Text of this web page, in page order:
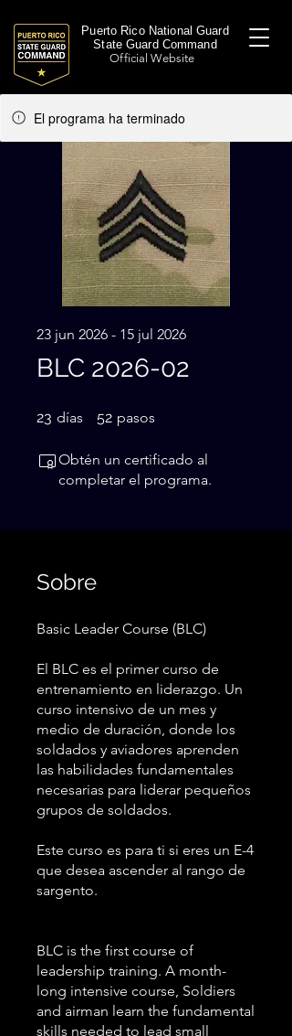
Puerto Rico National Guard
State Guard Command
Official Website
El programa ha terminado
BLC 2026-02
23 jun 2026 - 15 jul 2026
23 días 23 días
52 pasos
Obtén un certificado al
completar el programa.
Sobre
Basic Leader Course (BLC)
El BLC es el primer curso de
entrenamiento en liderazgo. Un
curso intensivo de un mes y
medio de duración, donde los
soldados y aviadores aprenden
las habilidades fundamentales
necesarias para liderar pequeños
grupos de soldados.
Este curso es para ti si eres un E-4
que desea ascender al rango de
sargento.
BLC is the first course of
leadership training. A month-
long intensive course, Soldiers
and airman learn the fundamental
skills needed to lead small